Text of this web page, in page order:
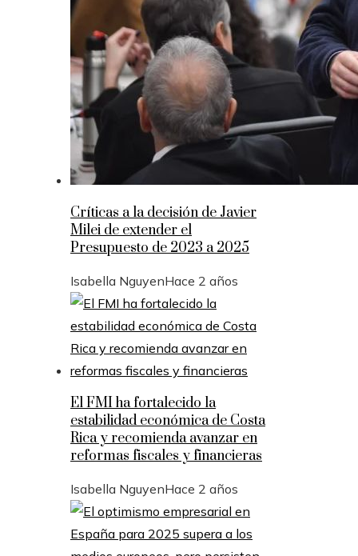
Críticas a la decisión de Javier
Milei de extender el
Presupuesto de 2023 a 2025
Isabella NguyenHace 2 años
El FMI ha fortalecido la
estabilidad económica de Costa
Rica y recomienda avanzar en
reformas fiscales y financieras
Isabella NguyenHace 2 años